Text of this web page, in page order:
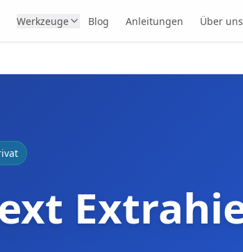
Werkzeuge Blog Anleitungen Über uns